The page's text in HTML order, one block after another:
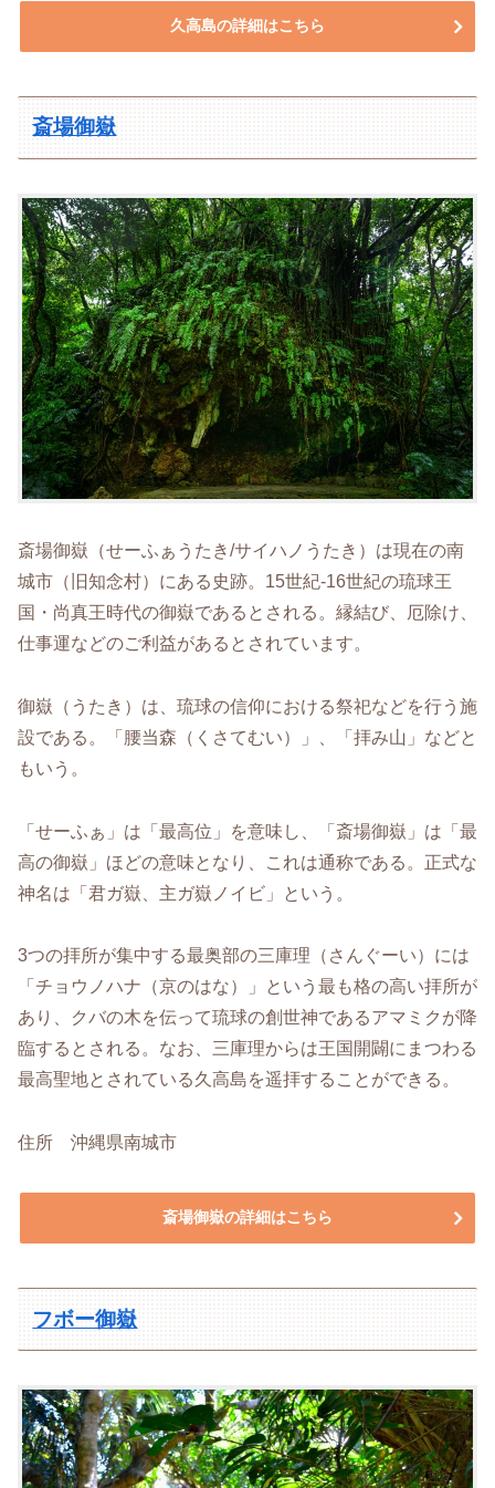
久高島の詳細はこちら
斎場御嶽
斎場御嶽（せーふぁうたき/サイハノうたき）は現在の南
城市（旧知念村）にある史跡。15世紀-16世紀の琉球王
国・尚真王時代の御嶽であるとされる。 縁結び、厄除け、
仕事運などのご利益があるとされています。
御嶽（うたき）は、琉球の信仰における祭祀などを行う施
設である。「腰当森（くさてむい）」、「拝み山」などと
もいう。
「せーふぁ」は「最高位」を意味し、「斎場御嶽」は「最
高の御嶽」ほどの意味となり、これは通称である。正式な
神名は「君ガ嶽、主ガ嶽ノイビ」という。
3つの拝所が集中する最奥部の三庫理（さんぐーい）には
「チョウノハナ（京のはな）」という最も格の高い拝所が
あり、クバの木を伝って琉球の創世神であるアマミクが降
臨するとされる。なお、三庫理からは王国開闢にまつわる
最高聖地とされている久高島を遥拝することができる。
住所 沖縄県南城市
斎場御嶽の詳細はこちら
フボー御嶽